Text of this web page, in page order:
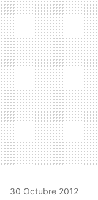
MAIL
30 Octubre 2012